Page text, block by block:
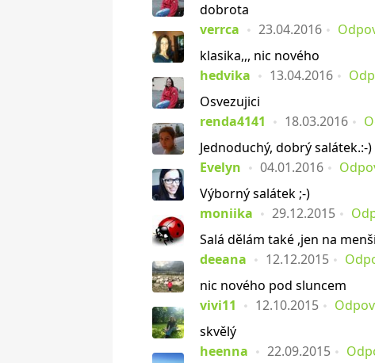
dobrota
verrca
23.04.2016
klasika,,, nic nového
hedvika
13.04.2016
Osvezujici
renda4141
18.03.2016
Jednoduchý, dobrý salátek.:-)
Evelyn
04.01.2016
Výborný salátek ;-)
moniika
29.12.2015
Salá dělám také ,jen na
deeana
12.12.2015
nic nového pod sluncem
vivi11
12.10.2015
skvělý
heenna
22.09.2015